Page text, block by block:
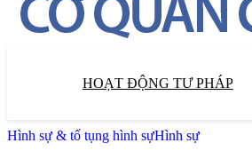
HOẠT ĐỘNG TƯ PHÁP
Hình sự & tố tụng hình sựHình sự